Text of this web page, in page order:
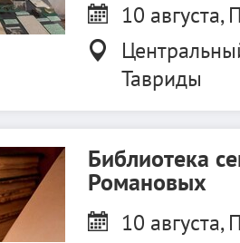
10 августа,
Тавриды
Библиотека
Романовых
10 августа,